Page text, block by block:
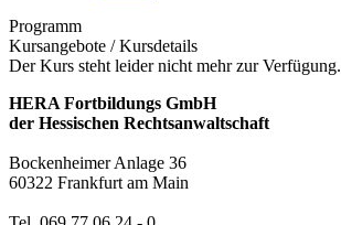
Programm
Kursangebote /Kursdetails
Der Kurs steht leider nicht mehr zur Verfügung.
HERA Fortbildungs GmbH
der Hessischen Rechtsanwaltschaft
Bockenheimer Anlage 36
60322 Frankfurt am Main